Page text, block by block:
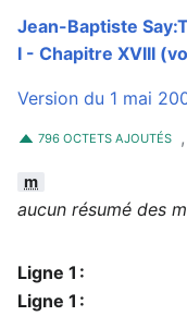
Jean-Baptiste
I - Chapitre XVIII
Version du 1 mai
796 OCTETS AJOUTÉS ,
m
aucun résumé des
Ligne 1 :
Ligne 1 :